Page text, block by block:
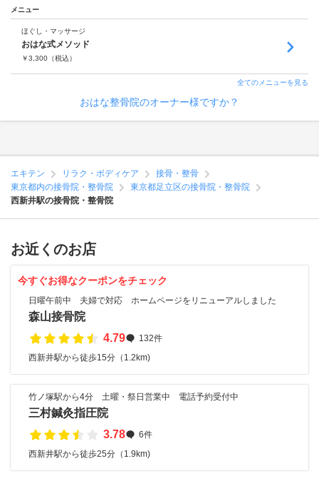
メニュー
ほぐし・マッサージ
おはな式メソッド
￥3,300 （税込）
全てのメニューを見る
おはな整骨院のオーナー様ですか？
エキテン リラク・ボディケア
接骨・整骨
東京都内の接骨院・整骨院
東京都足立区の接骨院・整骨院
西新井駅の接骨院・整骨院
お近くのお店
今すぐお得なクーポンをチェック
日曜午前中 夫婦で対応 ホームページをリニューアルしました
森山接骨院
4.79
132件
西新井駅から徒歩15分（1.2km)
竹ノ塚駅から4分 土曜・祭日営業中 電話予約受付中
三村鍼灸指圧院
3.78
6件
西新井駅から徒歩25分（1.9km)